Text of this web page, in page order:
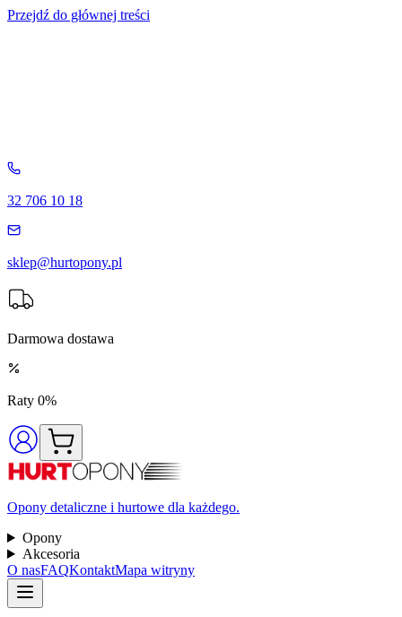
Przejdź do głównej treści
32 706 10 18
sklep@hurtopony.pl
Darmowa dostawa
Raty 0%
Opony detaliczne i hurtowe dla każdego.
Opony
Akcesoria
O nasFAQKontaktMapa witryny